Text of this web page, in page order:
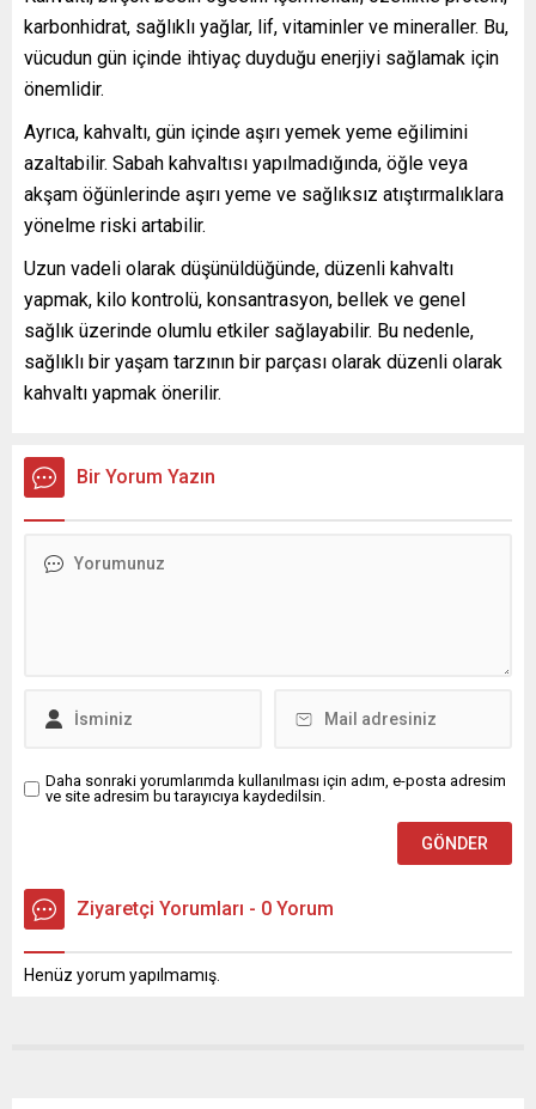
karbonhidrat, sağlıklı yağlar, lif, vitaminler ve mineraller. Bu,
vücudun gün içinde ihtiyaç duyduğu enerjiyi sağlamak için
önemlidir.
Ayrıca, kahvaltı, gün içinde aşırı yemek yeme eğilimini
azaltabilir. Sabah kahvaltısı yapılmadığında, öğle veya
akşam öğünlerinde aşırı yeme ve sağlıksız atıştırmalıklara
yönelme riski artabilir.
Uzun vadeli olarak düşünüldüğünde, düzenli kahvaltı
yapmak, kilo kontrolü, konsantrasyon, bellek ve genel
sağlık üzerinde olumlu etkiler sağlayabilir. Bu nedenle,
sağlıklı bir yaşam tarzının bir parçası olarak düzenli olarak
kahvaltı yapmak önerilir.
Bir Yorum Yazın
Daha sonraki yorumlarımda kullanılması için adım, e-posta adresim
ve site adresim bu tarayıcıya kaydedilsin.
Ziyaretçi Yorumları - 0 Yorum
Henüz yorum yapılmamış.